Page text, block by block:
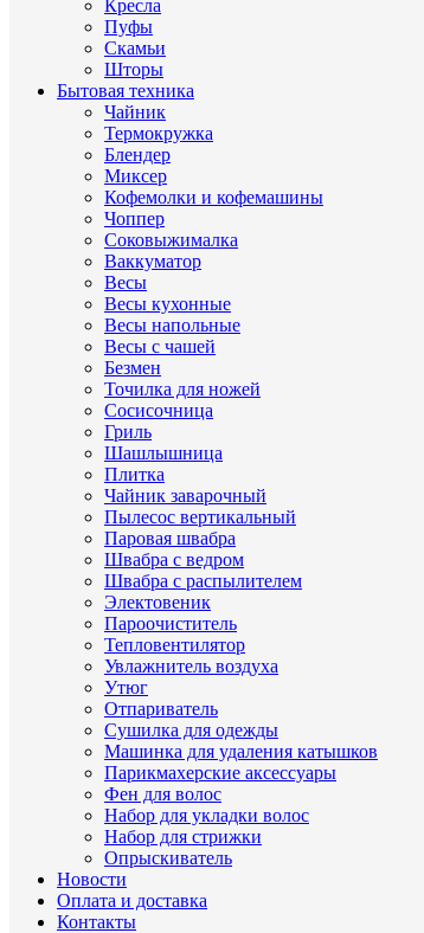
Кресла
Пуфы
Скамьи
Шторы
Бытовая техника
Чайник
Термокружка
Блендер
Миксер
Кофемолки и кофемашины
Чоппер
Соковыжималка
Ваккуматор
Весы
Весы кухонные
Весы напольные
Весы с чашей
Безмен
Точилка для ножей
Сосисочница
Гриль
Шашлышница
Плитка
Чайник заварочный
Пылесос вертикальный
Паровая швабра
Швабра с ведром
Швабра с распылителем
Электовеник
Пароочиститель
Тепловентилятор
Увлажнитель воздуха
Утюг
Отпариватель
Сушилка для одежды
Машинка для удаления катышков
Парикмахерские аксессуары
Фен для волос
Набор для укладки волос
Набор для стрижки
Опрыскиватель
Новости
Оплата и доставка
Контакты